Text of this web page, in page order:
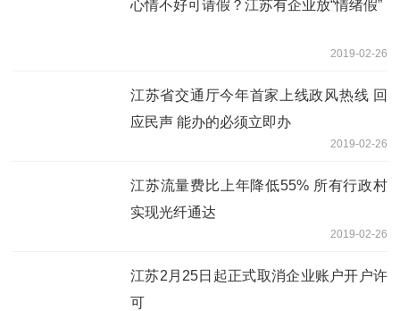
心情不好可请假？江苏有企业放“情绪假”
2019-02-26
江苏省交通厅今年首家上线政风热线 回
应民声 能办的必须立即办
2019-02-26
江苏流量费比上年降低55% 所有行政村
实现光纤通达
2019-02-26
江苏2月25日起正式取消企业账户开户许
可